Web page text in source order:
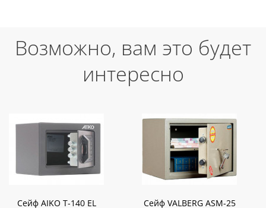
Возможно, вам это будет
интересно
Сейф AIKO Т-140 EL
Сейф VALBERG ASM-25